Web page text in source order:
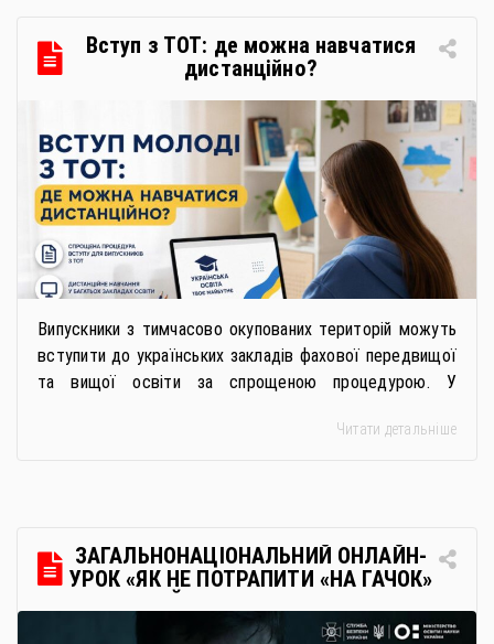
Вступ з ТОТ: де можна навчатися
дистанційно?
Випускники з тимчасово окупованих територій можуть
вступити до українських закладів фахової передвищої
та вищої освіти за спрощеною процедурою. У
дистанційне навчання, що дає можливість здобувати
передбачає: Скористатися цією процедурою […]
Читати детальніше
ЗАГАЛЬНОНАЦІОНАЛЬНИЙ ОНЛАЙН-
УРОК «ЯК НЕ ПОТРАПИТИ «НА ГАЧОК»
РОСІЙСЬКИХ СПЕЦСЛУЖБ